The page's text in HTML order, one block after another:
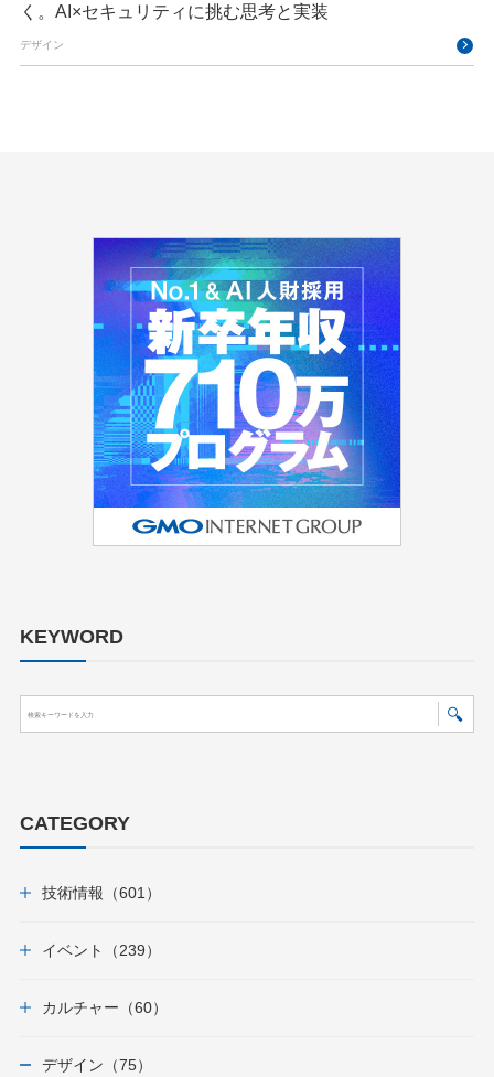
く。AI×セキュリティに挑む思考と実装
デザイン
KEYWORD
CATEGORY
技術情報（601）
イベント（239）
カルチャー（60）
デザイン（75）